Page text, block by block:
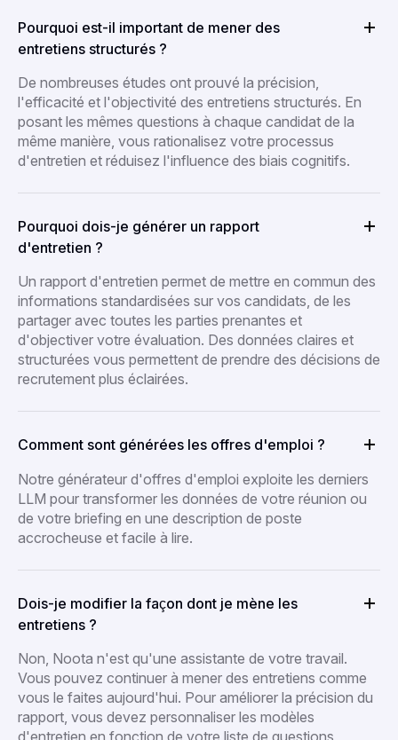
Pourquoi est-il important de mener des
entretiens structurés ?
De nombreuses études ont prouvé la précision,
l'efficacité et l'objectivité des entretiens structurés. En
posant les mêmes questions à chaque candidat de la
même manière, vous rationalisez votre processus
d'entretien et réduisez l'influence des biais cognitifs.
Pourquoi dois-je générer un rapport
d'entretien ?
Un rapport d'entretien permet de mettre en commun des
informations standardisées sur vos candidats, de les
partager avec toutes les parties prenantes et
d'objectiver votre évaluation. Des données claires et
structurées vous permettent de prendre des décisions de
recrutement plus éclairées.
Comment sont générées les offres d'emploi ?
Notre générateur d'offres d'emploi exploite les derniers
LLM pour transformer les données de votre réunion ou
de votre briefing en une description de poste
accrocheuse et facile à lire.
Dois-je modifier la façon dont je mène les
entretiens ?
Non, Noota n'est qu'une assistante de votre travail.
Vous pouvez continuer à mener des entretiens comme
vous le faites aujourd'hui. Pour améliorer la précision du
rapport, vous devez personnaliser les modèles
d'entretien en fonction de votre liste de questions